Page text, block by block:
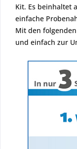
Kit. Es beinhaltet
einfache
Mit den
und einfach zur